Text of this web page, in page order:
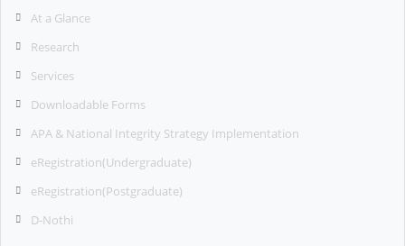
At a Glance
Research
Services
Downloadable Forms
APA & National Integrity Strategy Implementation
eRegistration(Undergraduate)
eRegistration(Postgraduate)
D-Nothi